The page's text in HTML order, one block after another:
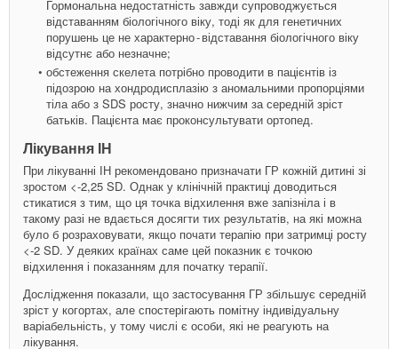
Гормональна недостатність завжди супроводжується
відставанням біологічного віку, тоді як для генетичних
порушень це не характерно - ​відставання біологічного віку
відсутнє або незначне;
обстеження скелета потрібно проводити в пацієнтів із
підозрою на хондродисплазію з аномальними пропорціями
тіла або з SDS росту, значно нижчим за середній зріст
батьків. Пацієнта має проконсультувати ортопед.
Лікування ІН
При лікуванні ІН рекомендовано призначати ГР кожній дитині зі
зростом <-2,25 SD. Однак у клінічній практиці доводиться
стикатися з тим, що ця точка відхилення вже запізніла і в
такому разі не вдається досягти тих результатів, на які можна
було б розраховувати, якщо почати терапію при затримці росту
<-2 SD. У деяких країнах саме цей показник є точкою
відхилення і показанням для початку терапії.
Дослідження показали, що застосування ГР збільшує середній
зріст у когортах, але спостерігають помітну індивідуальну
варіабельність, у тому числі є особи, які не реагують на
лікування.